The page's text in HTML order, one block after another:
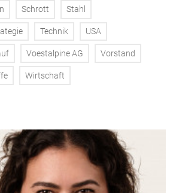
Schrott Stahl
Technik USA
Voestalpine AG Vorstand
Wirtschaft